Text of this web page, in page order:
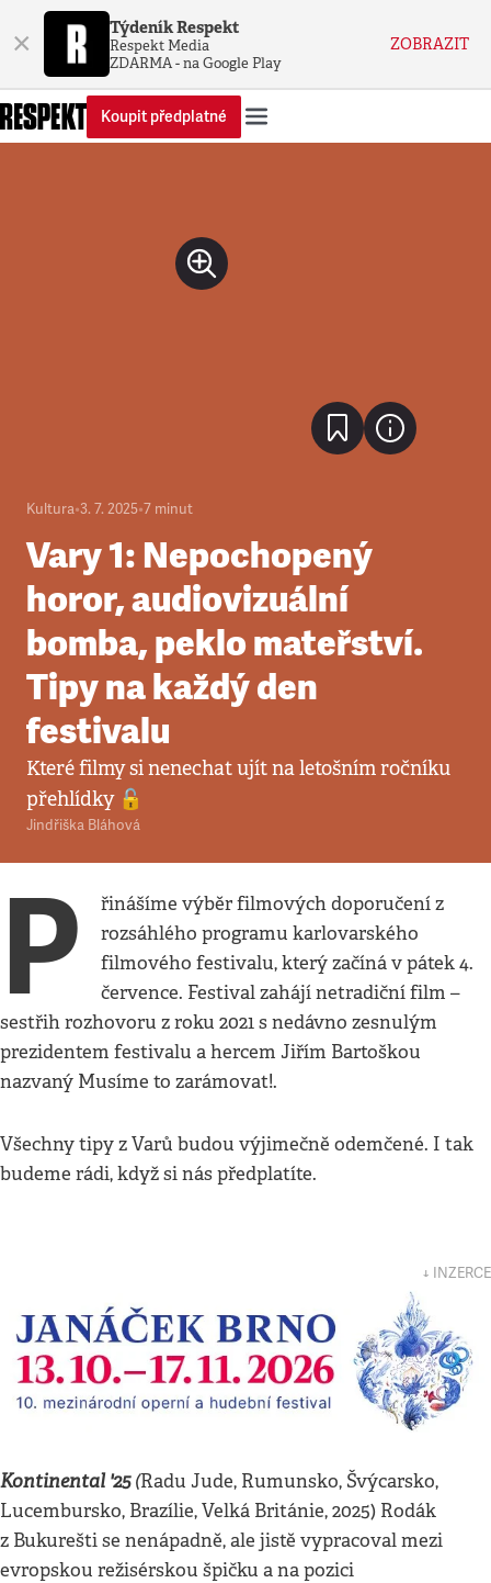
× Týdeník Respekt
Respekt Media
ZDARMA - na Google Play
ZOBRAZIT
Koupit předplatné
Kultura•3. 7. 2025•7 minut
Vary 1: Nepochopený
horor, audiovizuální
bomba, peklo mateřství.
Tipy na každý den
festivalu
Které filmy si nenechat ujít na letošním ročníku
přehlídky 🔓
Jindřiška Bláhová
P
řinášíme výběr filmových doporučení z
rozsáhlého programu karlovarského
filmového festivalu, který začíná v pátek 4.
července. Festival zahájí netradiční film –
sestřih rozhovoru z roku 2021 s nedávno zesnulým
prezidentem festivalu a hercem Jiřím Bartoškou
nazvaný Musíme to zarámovat!.⁠⁠
Všechny tipy z Varů budou výjimečně odemčené. I tak
budeme rádi, když si nás předplatíte.
↓ INZERCE
Kontinental '25(Radu Jude, Rumunsko, Švýcarsko,
Lucembursko, Brazílie, Velká Británie, 2025) Rodák
z Bukurešti se nenápadně, ale jistě vypracoval mezi
evropskou režisérskou špičku a na pozici